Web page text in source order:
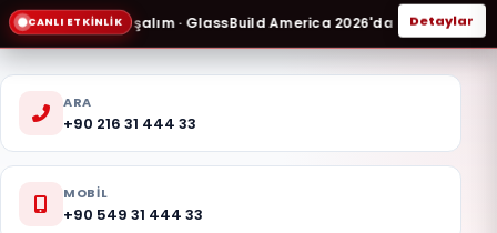
CANLI ETKINLIK
2026'da Buluşalım · GlassBuild America 2026'da Buluşalım 23-
GlassBuild
America
Buluşalım
GlassBuild
America
2026'da
Detaylar
ARA
+90 216 31 444 33
MOBIL
+90 549 31 444 33